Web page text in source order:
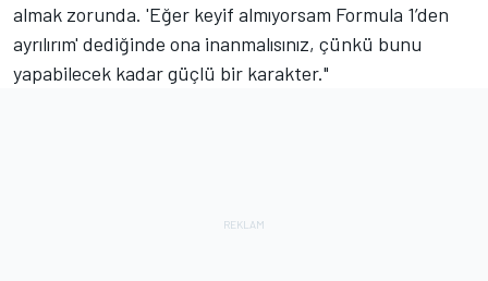
almak zorunda. 'Eğer keyif almıyorsam Formula 1’den
ayrılırım' dediğinde ona inanmalısınız, çünkü bunu
yapabilecek kadar güçlü bir karakter."